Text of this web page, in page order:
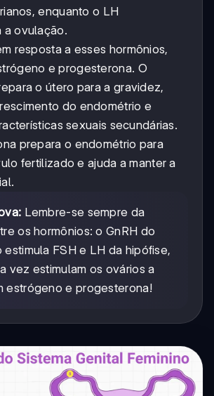
enquanto o LH
a ovulação.
resposta a esses hormônios,
e progesterona. O
o útero para a gravidez,
do endométrio e
sexuais secundárias.
prepara o endométrio para
fertilizado e ajuda a manter a
Lembre-se sempre da
os hormônios: o GnRH do
estimula FSH e LH da hipófise,
vez estimulam os ovários a
estrógeno e progesterona!